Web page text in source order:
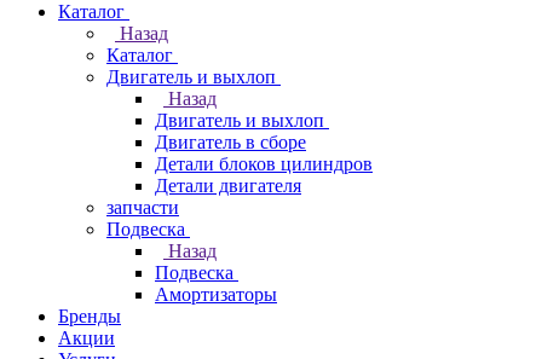
Каталог
Назад
Каталог
Двигатель и выхлоп
Назад
Двигатель и выхлоп
Двигатель в сборе
Детали блоков цилиндров
Детали двигателя
запчасти
Подвеска
Назад
Подвеска
Амортизаторы
Бренды
Акции